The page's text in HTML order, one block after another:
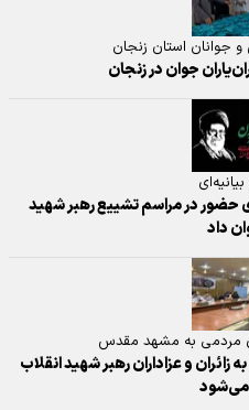
جوانان استان زنجان
جوان در زنجان
حضور در مراسم تشییع رهبر شهید
داد
مردمی به مشهد مقدس
و عزاداران رهبر شهید انقلاب
می‌شود